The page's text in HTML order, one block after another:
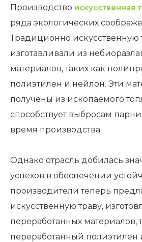
Производство искусственная
ряда экологических
Традиционно искусственную
изготавливали из
материалов, таких как
полиэтилен и нейлон. Эти
получены из ископаемого
способствует выбросам
время производства.
Однако отрасль добилась
успехов в обеспечении
производители теперь
искусственную траву,
переработанных материалов,
переработанный полиэтилен